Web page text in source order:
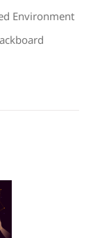
Environment